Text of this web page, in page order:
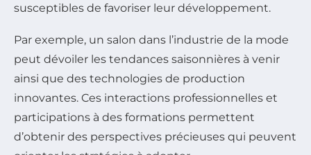
susceptibles de favoriser leur développement.
Par exemple, un salon dans l’industrie de la mode
peut dévoiler les tendances saisonnières à venir
ainsi que des technologies de production
innovantes. Ces interactions professionnelles et
participations à des formations permettent
d’obtenir des perspectives précieuses qui peuvent